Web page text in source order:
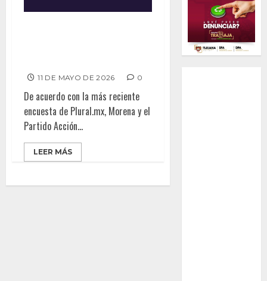
11 DE MAYO DE 2026 0
De acuerdo con la más reciente
encuesta de Plural.mx, Morena y el
Partido Acción...
LEER MÁS